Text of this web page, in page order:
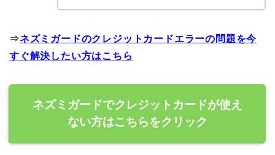
⇒ネズミガードのクレジットカードエラーの問題を今
すぐ解決したい方はこちら
ネズミガードでクレジットカードが使え
ない方はこちらをクリック